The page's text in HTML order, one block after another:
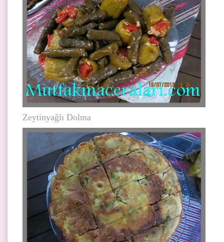
Zeytinyağlı Dolma